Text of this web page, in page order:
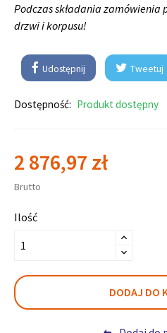
Podczas składania zamówienia
drzwi i korpusu!
Udostępnij Tweetuj
Dostępność: Produkt dostępny
2 876,97 zł
Brutto
Ilość
DODAJ DO